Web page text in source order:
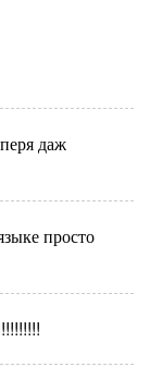
даж
просто